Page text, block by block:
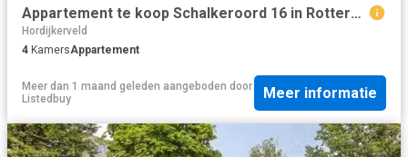
Appartement te koop Schalkeroord 16 in Rotterdam voor € 235.000
Hordijkerveld
4 KamersAppartement
Meer dan 1 maand geleden aangeboden door
Listedbuy
Meer informatie